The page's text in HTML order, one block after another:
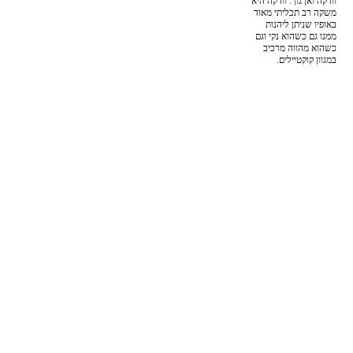
משקה רב תכליתי מאוד
באופיו שניתן ליהנות
ממנו גם כשהוא נקי וגם
כשהוא מהווה מרכיב
במגוון קוקטיילים.